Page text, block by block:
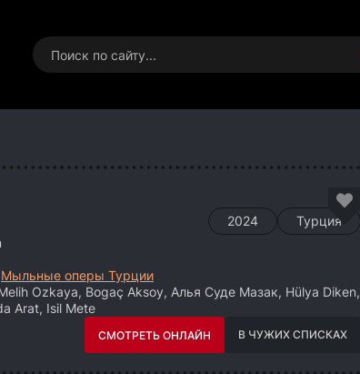
2024
Турция
Мыльные оперы Турции
Ozkaya, Bogaç Aksoy, Алья Суде Мазак, Hülya Diken,
Arat, Isil Mete
СМОТРЕТЬ ОНЛАЙН В ЧУЖИХ СПИСКАХ